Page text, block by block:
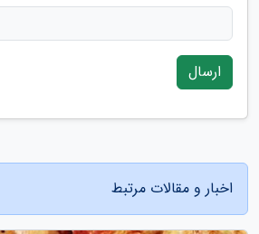
ارسال
اخبار و مقالات مرتبط